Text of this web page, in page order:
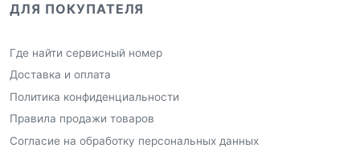
ДЛЯ ПОКУПАТЕЛЯ
Где найти сервисный номер
Доставка и оплата
Политика конфиденциальности
Правила продажи товаров
Согласие на обработку персональных данных